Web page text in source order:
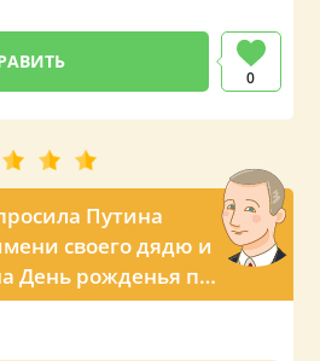
0
Путина
своего дядю и
День рожденья по